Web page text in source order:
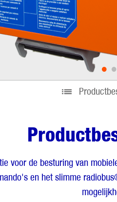
• •
voor de besturing van
en het slimme